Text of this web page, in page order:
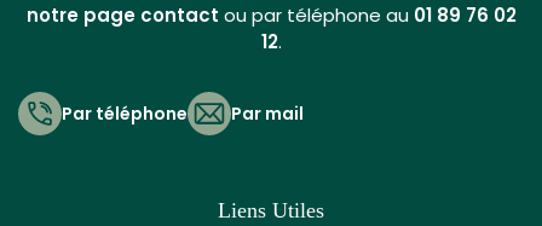
notre page contact ou par téléphone au 01 89 76 02
12.
Par téléphone Par mail
Liens Utiles